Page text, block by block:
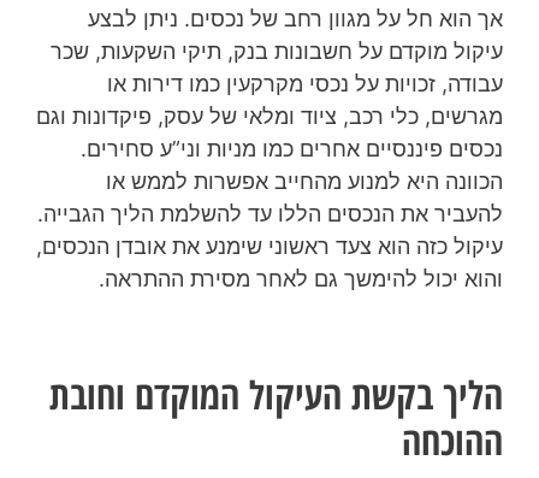
אך הוא חל על מגוון רחב של נכסים. ניתן לבצע
עיקול מוקדם על חשבונות בנק, תיקי השקעות, שכר
עבודה, זכויות על נכסי מקרקעין כמו דירות או
מגרשים, כלי רכב, ציוד ומלאי של עסק, פיקדונות וגם
נכסים פיננסיים אחרים כמו מניות וני”ע סחירים.
הכוונה היא למנוע מהחייב אפשרות לממש או
להעביר את הנכסים הללו עד להשלמת הליך הגבייה.
עיקול כזה הוא צעד ראשוני שימנע את אובדן הנכסים,
והוא יכול להימשך גם לאחר מסירת ההתראה.
הליך בקשת העיקול המוקדם וחובת
ההוכחה